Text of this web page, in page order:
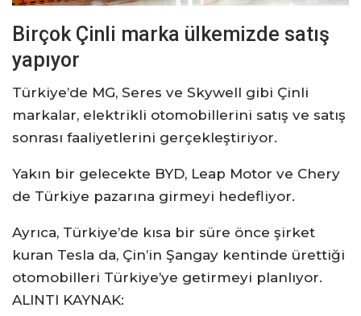
Birçok Çinli marka ülkemizde satış
yapıyor
Türkiye’de MG, Seres ve Skywell gibi Çinli
markalar, elektrikli otomobillerini satış ve satış
sonrası faaliyetlerini gerçekleştiriyor.
Yakın bir gelecekte BYD, Leap Motor ve Chery
de Türkiye pazarına girmeyi hedefliyor.
Ayrıca, Türkiye’de kısa bir süre önce şirket
kuran Tesla da, Çin’in Şangay kentinde ürettiği
otomobilleri Türkiye’ye getirmeyi planlıyor.
ALINTI KAYNAK: